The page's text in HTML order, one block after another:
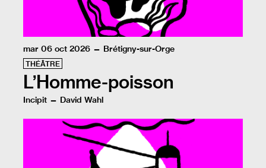
mar 06 oct 2026 — Brétigny-sur-Orge
THÉÂTRE
L’Homme-poisson
Incipit — David Wahl